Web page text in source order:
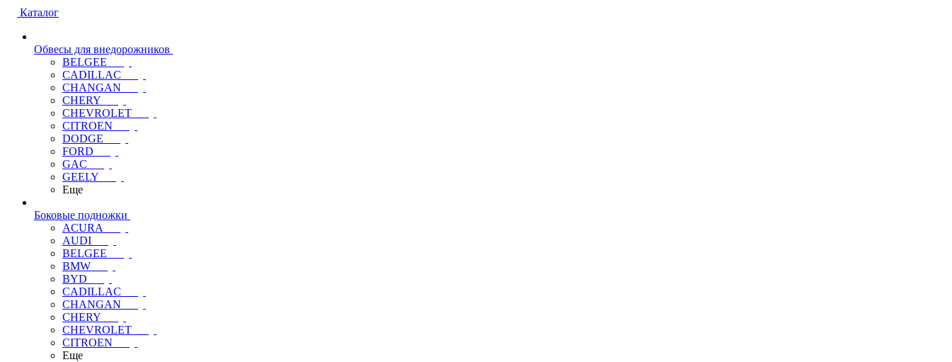
Каталог
Обвесы для внедорожников
BELGEE
CADILLAC
CHANGAN
CHERY
CHEVROLET
CITROEN
DODGE
FORD
GAC
GEELY
Еще
Боковые подножки
ACURA
AUDI
BELGEE
BMW
BYD
CADILLAC
CHANGAN
CHERY
CHEVROLET
CITROEN
Еще